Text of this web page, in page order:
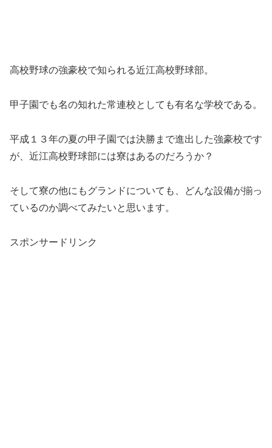
高校野球の強豪校で知られる近江高校野球部。
甲子園でも名の知れた常連校としても有名な学校である。
平成１３年の夏の甲子園では決勝まで進出した強豪校です
が、近江高校野球部には寮はあるのだろうか？
そして寮の他にもグランドについても、どんな設備が揃っ
ているのか調べてみたいと思います。
スポンサードリンク